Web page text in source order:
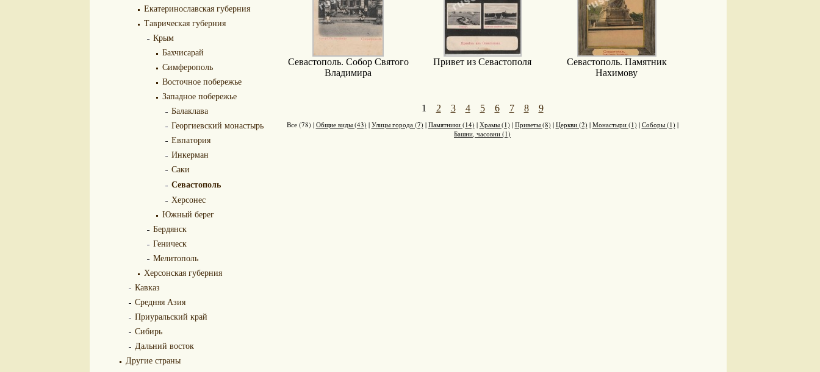
Екатеринославская губерния
Таврическая губерния
Крым
Бахчисарай
Симферополь
Восточное побережье
Западное побережье
Балаклава
Георгиевский монастырь
Евпатория
Инкерман
Саки
Севастополь
Херсонес
Южный берег
Бердянск
Геническ
Мелитополь
Херсонская губерния
Кавказ
Средняя Азия
Приуральский край
Сибирь
Дальний восток
Другие страны
Севастополь. Собор Святого
Владимира
Привет из Севастополя
Севастополь. Памятник
Нахимову
1 2 3 4 5 6 7 8 9
Все (78) | Общие виды (43) | Улицы города (7) | Памятники (14) | Храмы (1) | Приветы (8) | Церкви (2) | Монастыри (1) | Соборы (1) |
Башни, часовни (1)